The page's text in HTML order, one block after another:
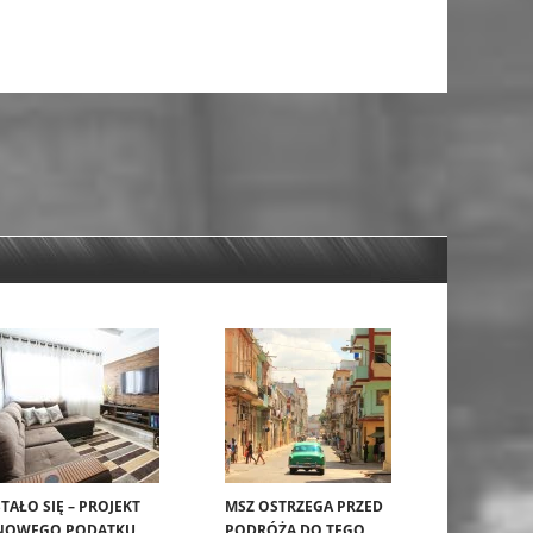
SIĘ – PROJEKT
MSZ OSTRZEGA PRZED